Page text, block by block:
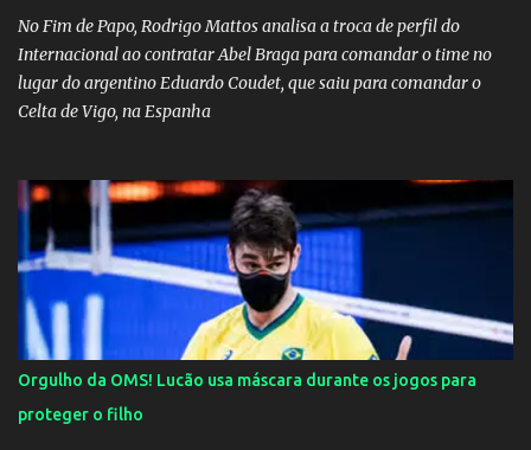
suposta traição do canto...
No Fim de Papo, Rodrigo Mattos analisa a troca de perfil do
Internacional ao contratar Abel Braga para comandar o time no
lugar do argentino Eduardo Coudet, que saiu para comandar o
Celta de Vigo, na Espanha
Orgulho da OMS! Lucão usa máscara durante os jogos para
proteger o filho